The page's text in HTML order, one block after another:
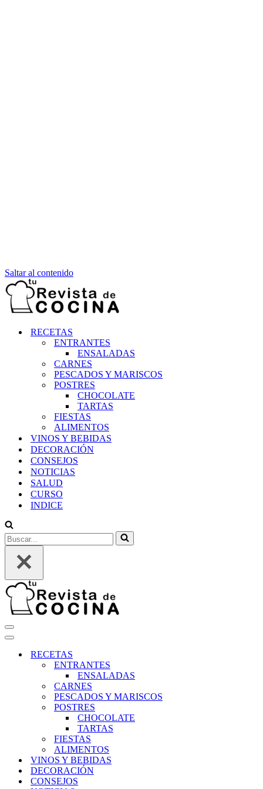
Saltar al contenido
RECETAS
ENTRANTES
ENSALADAS
CARNES
PESCADOS Y MARISCOS
POSTRES
CHOCOLATE
TARTAS
FIESTAS
ALIMENTOS
VINOS Y BEBIDAS
DECORACIÓN
CONSEJOS
NOTICIAS
SALUD
CURSO
INDICE
Buscar...
Menú
de
Menú
navegaciónRECETAS
ENTRANTES
ENSALADAS
CARNES
PESCADOS Y MARISCOS
POSTRES
CHOCOLATE
TARTAS
FIESTAS
ALIMENTOS
VINOS Y BEBIDAS
DECORACIÓN
CONSEJOS